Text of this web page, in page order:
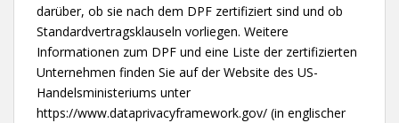
darüber, ob sie nach dem DPF zertifiziert sind und ob
Standardvertragsklauseln vorliegen. Weitere
Informationen zum DPF und eine Liste der zertifizierten
Unternehmen finden Sie auf der Website des US-
Handelsministeriums unter
https://www.dataprivacyframework.gov/ (in englischer